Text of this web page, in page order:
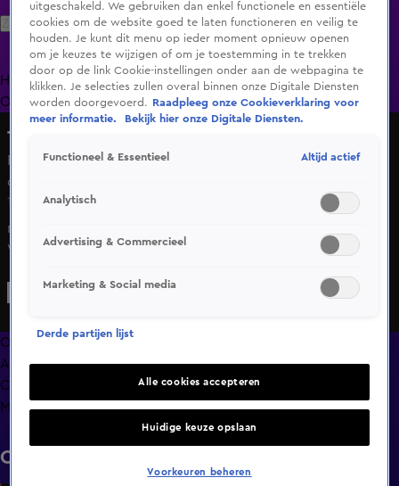
Zoeken
HomeUitzending Gemist Programma's De Bondgenoten
OranjezomerLivestreamsShop
The GLORY Story
Rico Verhoeven: 'Acteren en kickboksen zijn niet te
combineren'
13 juni 2025, 10:00
n The GLORY Story vraagt Mark Schaaf zich af hoe Rico
Verhoeven zijn kickbokscarrière combineert met acteren.
Overzicht
Afleveringen
Clips
Meer zoals dit
Clips
uitgeschakeld. We gebruiken dan enkel functionele en essentiële
cookies om de website goed te laten functioneren en veilig te
houden. Je kunt dit menu op ieder moment opnieuw openen
om je keuzes te wijzigen of om je toestemming in te trekken
door op de link Cookie-instellingen onder aan de webpagina te
klikken. Je selecties zullen overal binnen onze Digitale Diensten
worden doorgevoerd.
Raadpleeg onze Cookieverklaring voor
meer informatie.
Bekijk hier onze Digitale Diensten.
Functioneel & Essentieel Altijd actief
Analytisch
Advertising & Commercieel
Marketing & Social media
Derde partijen lijst
Alle cookies accepteren
Huidige keuze opslaan
Voorkeuren beheren